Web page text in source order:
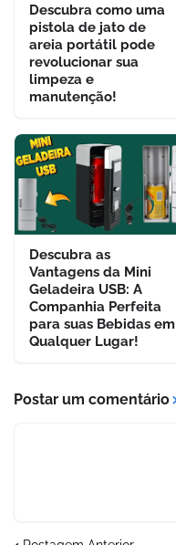
Descubra como uma
pistola de jato de
areia portátil pode
revolucionar sua
limpeza e
manutenção!
Descubra as
Vantagens da Mini
Geladeira USB: A
Companhia Perfeita
para suas Bebidas em
Qualquer Lugar!
Postar um comentário